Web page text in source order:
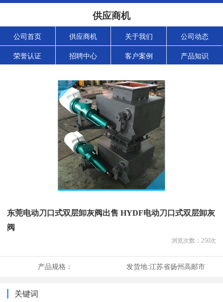
供应商机
公司首页 供应商机 关于我们 公司动态
荣誉认证 招聘中心 客户案例 产品知识
东莞电动刀口式双层卸灰阀出售 HYDF电动刀口式双层卸灰
阀
浏览次数： 250次
产品规格： 发货地:江苏省扬州高邮市
关键词